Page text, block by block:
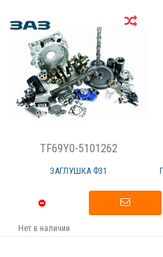
TF69Y0-5101262
ЗАГЛУШКА Ф31
Нет в наличии